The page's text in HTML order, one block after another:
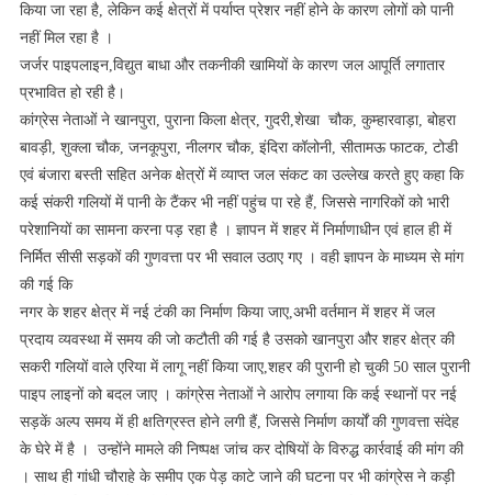
किया जा रहा है, लेकिन कई क्षेत्रों में पर्याप्त प्रेशर नहीं होने के कारण लोगों को पानी
नहीं मिल रहा है ।
जर्जर पाइपलाइन,विद्युत बाधा और तकनीकी खामियों के कारण जल आपूर्ति लगातार
प्रभावित हो रही है।
कांग्रेस नेताओं ने खानपुरा, पुराना किला क्षेत्र, गुदरी,शेखा चौक, कुम्हारवाड़ा, बोहरा
बावड़ी, शुक्ला चौक, जनकूपुरा, नीलगर चौक, इंदिरा कॉलोनी, सीतामऊ फाटक, टोडी
एवं बंजारा बस्ती सहित अनेक क्षेत्रों में व्याप्त जल संकट का उल्लेख करते हुए कहा कि
कई संकरी गलियों में पानी के टैंकर भी नहीं पहुंच पा रहे हैं, जिससे नागरिकों को भारी
परेशानियों का सामना करना पड़ रहा है । ज्ञापन में शहर में निर्माणाधीन एवं हाल ही में
निर्मित सीसी सड़कों की गुणवत्ता पर भी सवाल उठाए गए । वही ज्ञापन के माध्यम से मांग
की गई कि
नगर के शहर क्षेत्र में नई टंकी का निर्माण किया जाए,अभी वर्तमान में शहर में जल
प्रदाय व्यवस्था में समय की जो कटौती की गई है उसको खानपुरा और शहर क्षेत्र की
सकरी गलियों वाले एरिया में लागू नहीं किया जाए,शहर की पुरानी हो चुकी 50 साल पुरानी
पाइप लाइनों को बदल जाए । कांग्रेस नेताओं ने आरोप लगाया कि कई स्थानों पर नई
सड़कें अल्प समय में ही क्षतिग्रस्त होने लगी हैं, जिससे निर्माण कार्यों की गुणवत्ता संदेह
के घेरे में है । उन्होंने मामले की निष्पक्ष जांच कर दोषियों के विरुद्ध कार्रवाई की मांग की
। साथ ही गांधी चौराहे के समीप एक पेड़ काटे जाने की घटना पर भी कांग्रेस ने कड़ी